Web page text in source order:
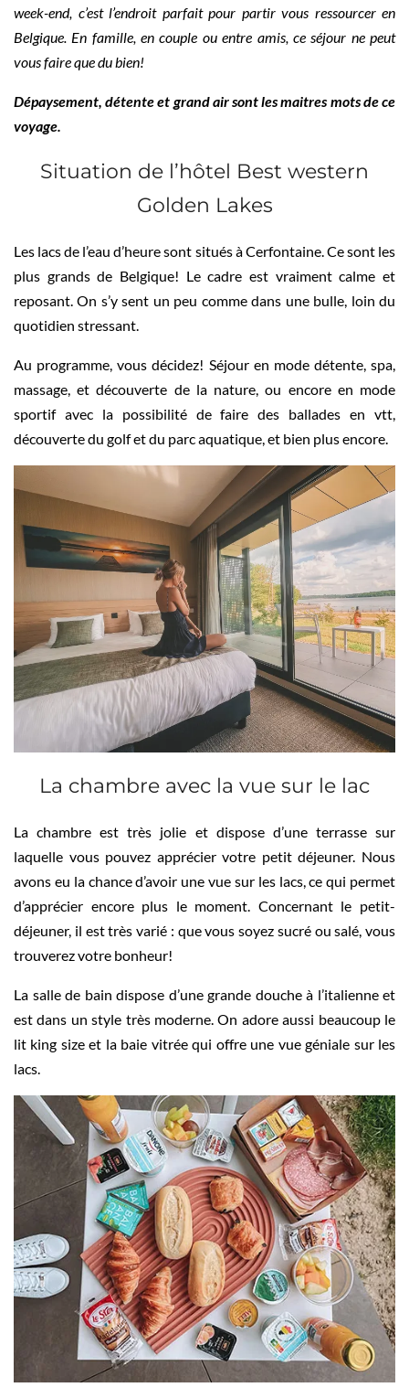
week-end, c’est l’endroit parfait pour partir vous ressourcer en
Belgique. En famille, en couple ou entre amis, ce séjour ne peut
vous faire que du bien!
Dépaysement, détente et grand air sont les maitres mots de ce
voyage.
Situation de l’hôtel Best western
Golden Lakes
Les lacs de l’eau d’heure sont situés à Cerfontaine. Ce sont les
plus grands de Belgique! Le cadre est vraiment calme et
reposant. On s’y sent un peu comme dans une bulle, loin du
quotidien stressant.
Au programme, vous décidez! Séjour en mode détente, spa,
massage, et découverte de la nature, ou encore en mode
sportif avec la possibilité de faire des ballades en vtt,
découverte du golf et du parc aquatique, et bien plus encore.
La chambre avec la vue sur le lac
La chambre est très jolie et dispose d’une terrasse sur
laquelle vous pouvez apprécier votre petit déjeuner. Nous
avons eu la chance d’avoir une vue sur les lacs, ce qui permet
d’apprécier encore plus le moment. Concernant le petit-
déjeuner, il est très varié : que vous soyez sucré ou salé, vous
trouverez votre bonheur!
La salle de bain dispose d’une grande douche à l’italienne et
est dans un style très moderne. On adore aussi beaucoup le
lit king size et la baie vitrée qui offre une vue géniale sur les
lacs.